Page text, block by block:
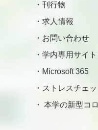
刊行物
求人情報
お問い合わせ
学内専用サイト
Microsoft 365
ストレスチェッ
本学の新型コ